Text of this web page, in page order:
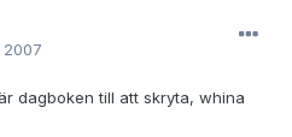
2007
dagboken till att skryta, whina